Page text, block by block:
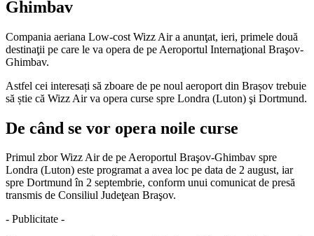
Ghimbav
Compania aeriana Low-cost Wizz Air a anunţat, ieri, primele două
destinaţii pe care le va opera de pe Aeroportul Internaţional Braşov-
Ghimbav.
Astfel cei interesați să zboare de pe noul aeroport din Brașov trebuie
să știe că Wizz Air va opera curse spre Londra (Luton) şi Dortmund.
De când se vor opera noile curse
Primul zbor Wizz Air de pe Aeroportul Braşov-Ghimbav spre
Londra (Luton) este programat a avea loc pe data de 2 august, iar
spre Dortmund în 2 septembrie, conform unui comunicat de presă
transmis de Consiliul Judeţean Braşov.
- Publicitate -